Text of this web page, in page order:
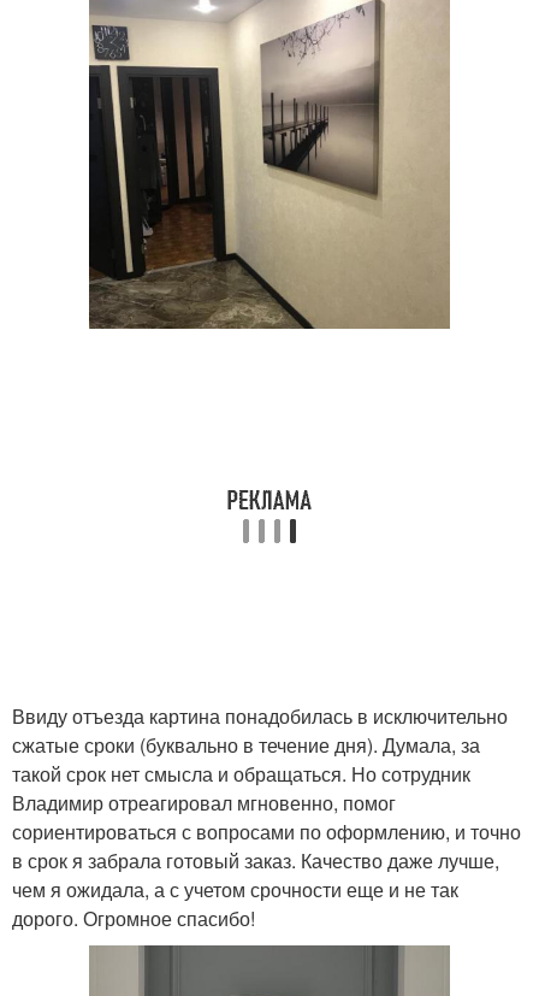
Ввиду отъезда картина понадобилась в исключительно
сжатые сроки (буквально в течение дня). Думала, за
такой срок нет смысла и обращаться. Но сотрудник
Владимир отреагировал мгновенно, помог
сориентироваться с вопросами по оформлению, и точно
в срок я забрала готовый заказ. Качество даже лучше,
чем я ожидала, а с учетом срочности еще и не так
дорого. Огромное спасибо!